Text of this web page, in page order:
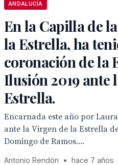
ANDALUCÍA
En la Capilla de
la Estrella, ha
coronación de la
Ilusión 2019 ante
Estrella.
Encarnada este año por
ante la Virgen de la Estrella
Domingo de Ramos....
Antonio Rendón • hace 7 años